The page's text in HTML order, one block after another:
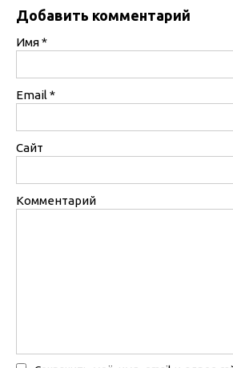
Добавить комментарий
Имя*
Email *
Сайт
Комментарий